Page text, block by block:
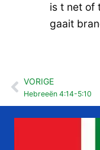
is t net of
gaait
Vorige
VORIGE
Hebreeën 4:14-5:10